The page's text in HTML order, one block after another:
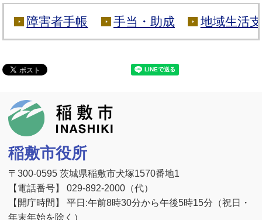
障害者手帳 手当・助成 地域生活
稲敷市役所
〒300-0595 茨城県稲敷市犬塚1570番地1
【電話番号】 029-892-2000（代）
【開庁時間】 平日:午前8時30分から午後5時15分（祝日・
年末年始を除く）